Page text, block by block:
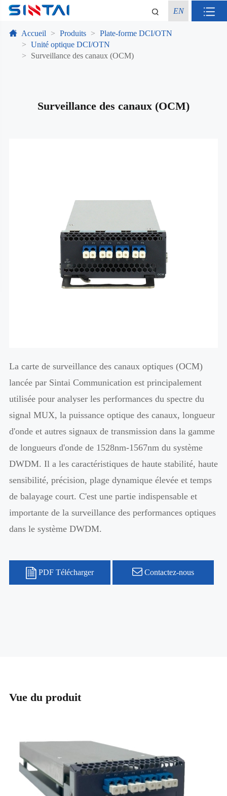
EN
Accueil Produits
Plate-forme DCI/OTN
Unité optique DCI/OTN
Surveillance des canaux (OCM)
Surveillance des canaux (OCM)
La carte de surveillance des canaux optiques (OCM)
lancée par Sintai Communication est principalement
utilisée pour analyser les performances du spectre du
signal MUX, la puissance optique des canaux, longueur
d'onde et autres signaux de transmission dans la gamme
de longueurs d'onde de 1528nm-1567nm du système
DWDM. Il a les caractéristiques de haute stabilité, haute
sensibilité, précision, plage dynamique élevée et temps
de balayage court. C'est une partie indispensable et
importante de la surveillance des performances optiques
dans le système DWDM.
PDF Télécharger Contactez-nous
Vue du produit